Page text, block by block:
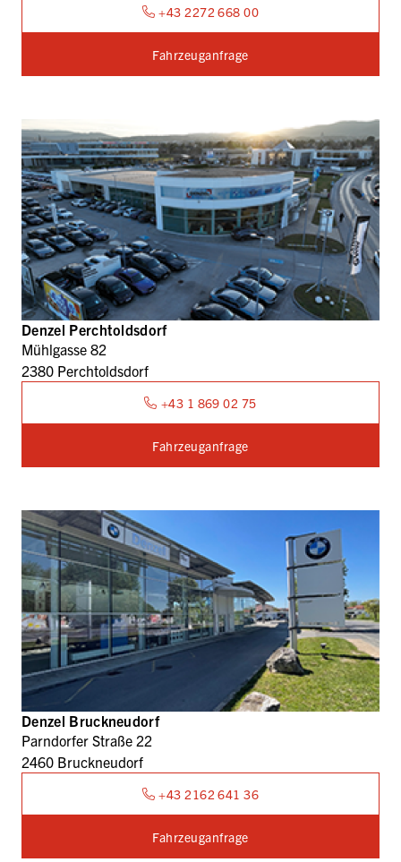
+43 2272 668 00
Fahrzeuganfrage
Denzel Perchtoldsdorf
Mühlgasse 82
2380 Perchtoldsdorf
+43 1 869 02 75
Fahrzeuganfrage
Denzel Bruckneudorf
Parndorfer Straße 22
2460 Bruckneudorf
+43 2162 641 36
Fahrzeuganfrage